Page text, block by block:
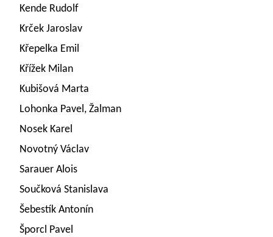
Kende Rudolf
Krček Jaroslav
Křepelka Emil
Křížek Milan
Kubišová Marta
Lohonka Pavel, Žalman
Nosek Karel
Novotný Václav
Sarauer Alois
Součková Stanislava
Šebestík Antonín
Šporcl Pavel